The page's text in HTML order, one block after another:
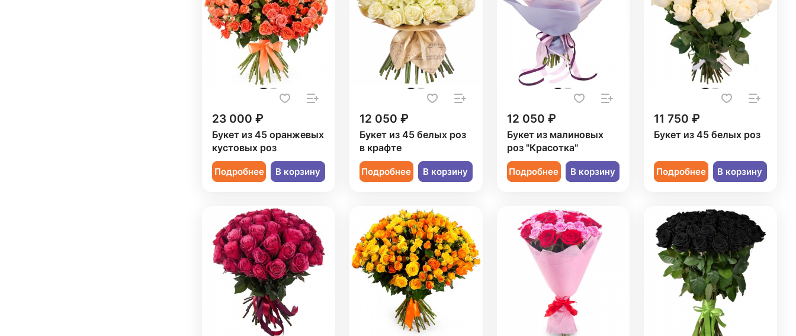
23 000 ₽
Букет из 45 оранжевых
кустовых роз
Подробнее В корзину
12 050 ₽
Букет из 45 белых роз
в крафте
Подробнее В корзину
12 050 ₽
Букет из малиновых
роз "Красотка"
Подробнее В корзину
11 750 ₽
Букет из 45 белых роз
Подробнее В корзину